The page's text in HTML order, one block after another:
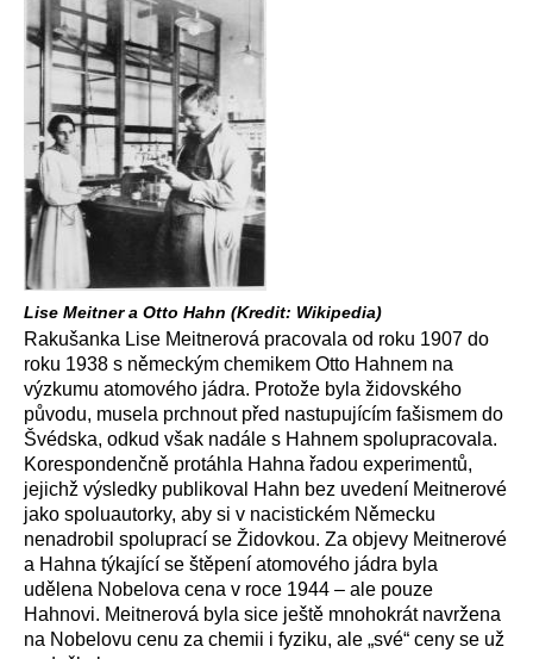
Lise Meitner a Otto Hahn (Kredit: Wikipedia)
Rakušanka Lise Meitnerová pracovala od roku 1907 do
roku 1938 s německým chemikem Otto Hahnem na
výzkumu atomového jádra. Protože byla židovského
původu, musela prchnout před nastupujícím fašismem do
Švédska, odkud však nadále s Hahnem spolupracovala.
Korespondenčně protáhla Hahna řadou experimentů,
jejichž výsledky publikoval Hahn bez uvedení Meitnerové
jako spoluautorky, aby si v nacistickém Německu
nenadrobil spoluprací se Židovkou. Za objevy Meitnerové
a Hahna týkající se štěpení atomového jádra byla
udělena Nobelova cena v roce 1944 – ale pouze
Hahnovi. Meitnerová byla sice ještě mnohokrát navržena
na Nobelovu cenu za chemii i fyziku, ale „své“ ceny se už